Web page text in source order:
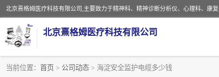
北京熹格姆医疗科技有限公司
当前位置： 首页 > 公司动态 > 海淀安全监护电缆多少钱